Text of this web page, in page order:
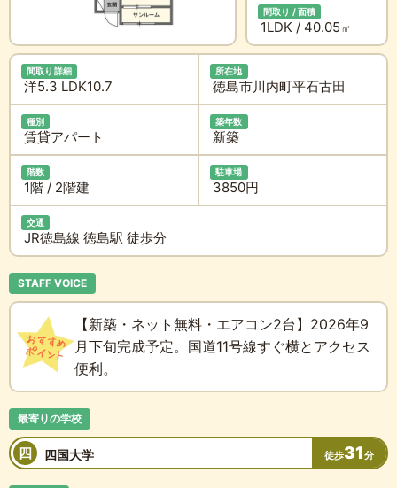
間取り / 面積
1LDK / 40.05 ㎡
間取り詳細
洋5.3 LDK10.7
所在地
徳島市川内町平石古田
種別
賃貸アパート
築年数
新築
階数
1階 / 2階建
駐車場
3850円
交通
JR徳島線 徳島駅 徒歩分
STAFF VOICE
【新築・ネット無料・エアコン2台】2026年9
月下旬完成予定。国道11号線すぐ横とアクセス
便利。
最寄りの学校
四 四国大学 徒歩31分